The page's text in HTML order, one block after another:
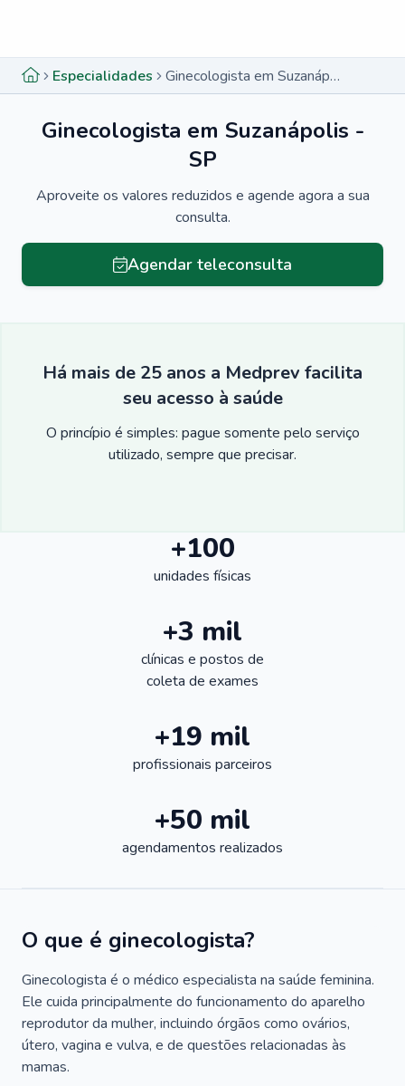
Especialidades Ginecologista em Suzanápolis - SP
Ginecologista em Suzanápolis -
SP
Aproveite os valores reduzidos e agende agora a sua
consulta.
Agendar teleconsulta
Há mais de 25 anos a Medprev facilita
seu acesso à saúde
O princípio é simples: pague somente pelo serviço
utilizado, sempre que precisar.
+100
unidades físicas
+3 mil
clínicas e postos de
coleta de exames
+19 mil
profissionais parceiros
+50 mil
agendamentos realizados
O que é ginecologista?
Ginecologista é o médico especialista na saúde feminina.
Ele cuida principalmente do funcionamento do aparelho
reprodutor da mulher, incluindo órgãos como ovários,
útero, vagina e vulva, e de questões relacionadas às
mamas.